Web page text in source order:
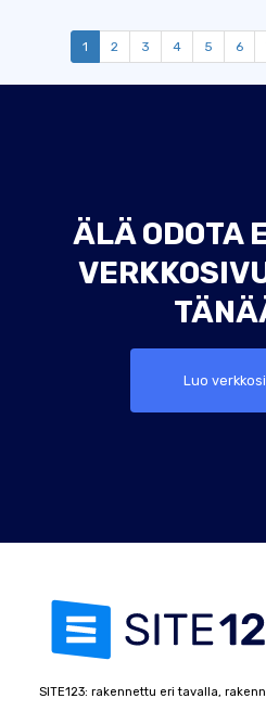
1 2 3 4 5 6
ÄLÄ ODOTA
Luo
SITE123: rakennettu eri tavalla,